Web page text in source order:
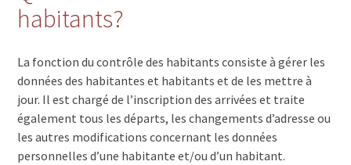
habitants?
La fonction du contrôle des habitants consiste à gérer les
données des habitantes et habitants et de les mettre à
jour. Il est chargé de l’inscription des arrivées et traite
également tous les départs, les changements d’adresse ou
les autres modifications concernant les données
personnelles d’une habitante et/ou d’un habitant.